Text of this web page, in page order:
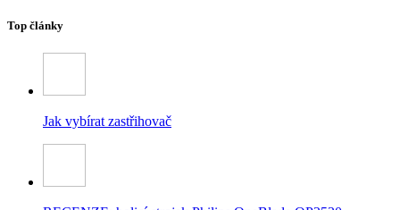
Top články
Jak vybírat zastřihovač